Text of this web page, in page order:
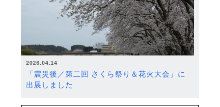
2026.04.14
「震災後／第二回 さくら祭り＆花火大会」に
出展しました